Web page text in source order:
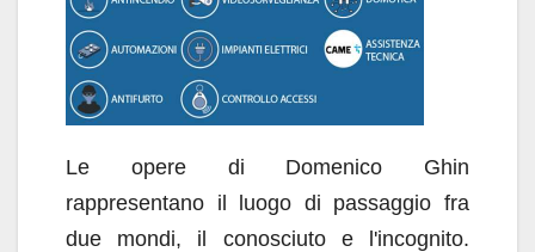
Le opere di Domenico Ghin
rappresentano il luogo di passaggio fra
due mondi, il conosciuto e l'incognito.